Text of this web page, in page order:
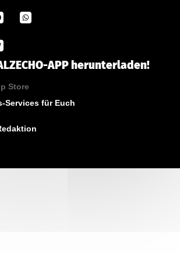
APP herunterladen!
Services für Euch